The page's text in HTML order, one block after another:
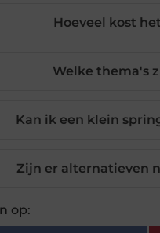
Hoeveel kost
Welke thema's
Kan ik een klein
Zijn er alternatieven
op: